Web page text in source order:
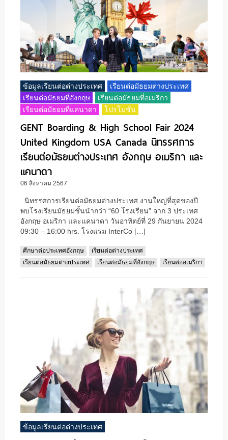
ข้อมูลเรียนต่อต่างประเทศ
เรียนต่อมัธยมต่างประเทศ
เรียนต่อมัธยมที่อังกฤษ
เรียนต่อมัธยมที่อเมริกา
เรียนต่อมัธยมที่แคนาดา
โปรโมชั่น
GENT Boarding & High School Fair 2024
United Kingdom USA Canada นิทรรศการ
เรียนต่อมัธยมต่างประเทศ อังกฤษ อเมริกา และ
แคนาดา
06 สิงหาคม 2567
นิทรรศการเรียนต่อมัธยมต่างประเทศ งานใหญ่ที่สุดของปี
พบโรงเรียนมัธยมชั้นนำกว่า “60 โรงเรียน” จาก 3 ประเทศ
อังกฤษ อเมริกา และแคนาดา วันอาทิตย์ที่ 29 กันยายน 2024
09:30 – 16:00 hrs. โรงแรม InterCo […]
ศึกษาต่อประเทศอังกฤษ
เรียนต่อต่างประเทศ
เรียนต่อมัธยมต่างประเทศ
เรียนต่อมัธยมที่อังกฤษ เรียนต่ออเมริกา
ข้อมูลเรียนต่อต่างประเทศ